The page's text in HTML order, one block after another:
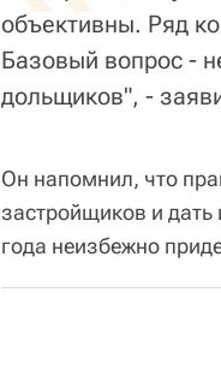
объективны. Ряд
Базовый вопрос -
дольщиков", -
Он напомнил, что
застройщиков и дать
года неизбежно